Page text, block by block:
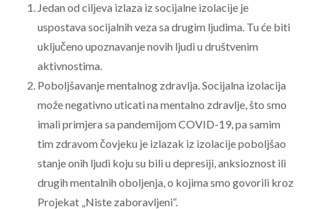
Jedan od ciljeva izlaza iz socijalne izolacije je
uspostava socijalnih veza sa drugim ljudima. Tu će biti
uključeno upoznavanje novih ljudi u društvenim
aktivnostima.
Poboljšavanje mentalnog zdravlja. Socijalna izolacija
može negativno uticati na mentalno zdravlje, što smo
imali primjera sa pandemijom COVID-19, pa samim
tim zdravom čovjeku je izlazak iz izolacije poboljšao
stanje onih ljudi koju su bili u depresiji, anksioznost ili
drugih mentalnih oboljenja, o kojima smo govorili kroz
Projekat „Niste zaboravljeni“.